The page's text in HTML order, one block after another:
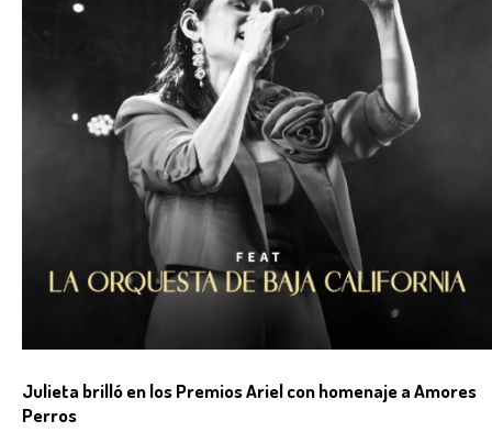
Julieta brilló en los Premios Ariel con homenaje a Amores
Perros